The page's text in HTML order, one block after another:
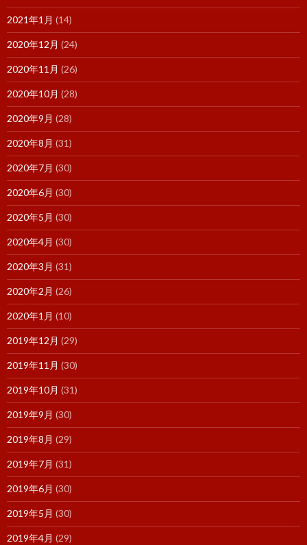
2021年1月 (14)
2020年12月 (24)
2020年11月 (26)
2020年10月 (28)
2020年9月 (28)
2020年8月 (31)
2020年7月 (30)
2020年6月 (30)
2020年5月 (30)
2020年4月 (30)
2020年3月 (31)
2020年2月 (26)
2020年1月 (10)
2019年12月 (29)
2019年11月 (30)
2019年10月 (31)
2019年9月 (30)
2019年8月 (29)
2019年7月 (31)
2019年6月 (30)
2019年5月 (30)
2019年4月 (29)